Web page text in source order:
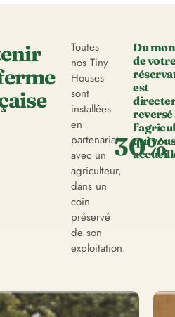
Toutes
nos Tiny
Houses
sont
installées
en
partenariat
avec un
agriculteur,
dans un
coin
préservé
de son
exploitation.
30%
Du
de
est
reversé
qui